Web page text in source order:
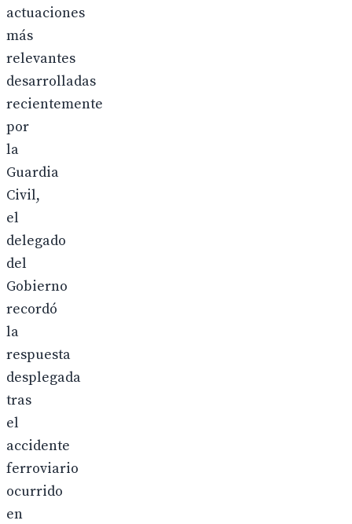
actuaciones
más
relevantes
desarrolladas
recientemente
por
la
Guardia
Civil,
el
delegado
del
Gobierno
recordó
la
respuesta
desplegada
tras
el
accidente
ferroviario
ocurrido
en